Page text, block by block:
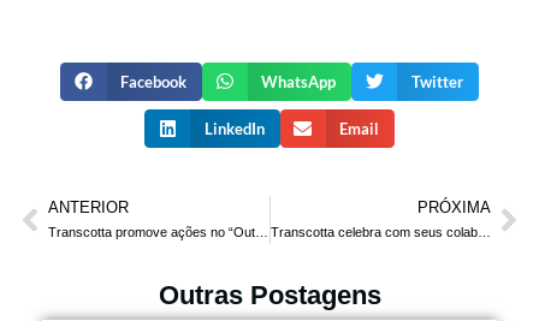
Facebook WhatsApp Twitter
LinkedIn Email
ANTERIOR PRÓXIMA
Transcotta celebra com seus colaboradores a chegada do Natal 2021
Outras Postagens